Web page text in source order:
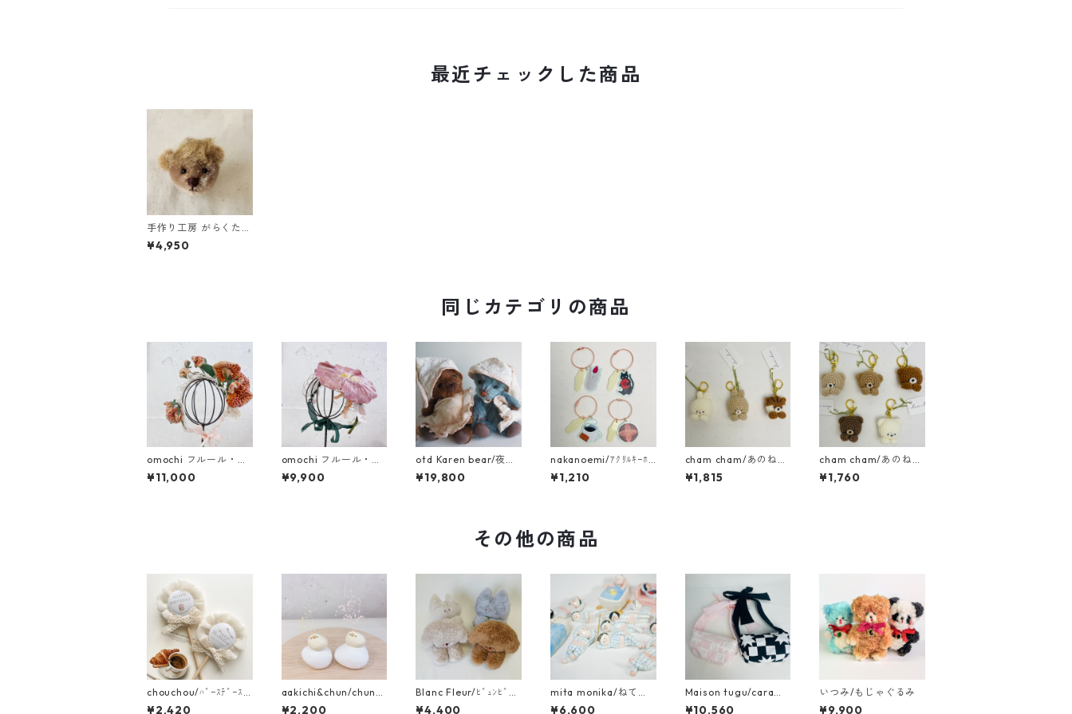
最近チェックした商品
手作り工房 がらくた
ざっく/お馬のような
お顔のﾍﾞｱのｷｰﾁｬｰﾑ
¥4,950
同じカテゴリの商品
omochi フルール・ド
ゥ・シルク 蘭 (ドール
用ヘッドドレス)
¥11,000
omochi フルール・ド
ゥ・シルク朝顔・菊
(ドール用ヘッドドレ
¥9,900
otd Karen bear/夜ふ
かしくまさん
¥19,800
nakanoemi/ｱｸﾘﾙｷｰﾎﾙ
ﾀﾞｰ
¥1,210
cham cham/あのねｱﾆ
ﾏﾙｷｰﾎﾙﾀﾞｰ（うさぎ・
りす）
¥1,815
cham cham/あのねｱﾆ
ﾏﾙｷｰﾎﾙﾀﾞｰ（くま）
¥1,760
その他の商品
chouchou/ﾊﾞｰｽﾃﾞｰｽﾃ
ｯｷ
¥2,420
aakichi&chun/chunの
一輪挿し 乗っかりたま
¥2,200
Blanc Fleur/ﾋﾞｭﾝﾋﾞｭﾝ
本体（大）
¥4,400
mita monika/ねてる
ちゃん お香立て
¥6,600
Maison tugu/carame
l ribon bag
¥10,560
いつみ/もじゃぐるみ
¥9,900